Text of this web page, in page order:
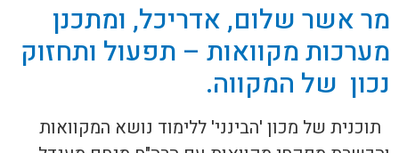
מר אשר שלום, אדריכל, ומתכנן
מערכות מקוואות – תפעול ותחזוק
נכון של המקווה.
תוכנית של מכון 'הבינני' ללימוד נושא המקוואות